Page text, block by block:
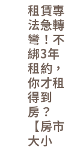
租賃專
法急轉
彎！不
綁3年
租約，
你才租
得到
房？
【房市
大小